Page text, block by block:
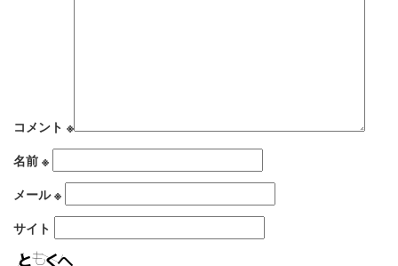
コメント ※
名前 ※
メール※
サイト